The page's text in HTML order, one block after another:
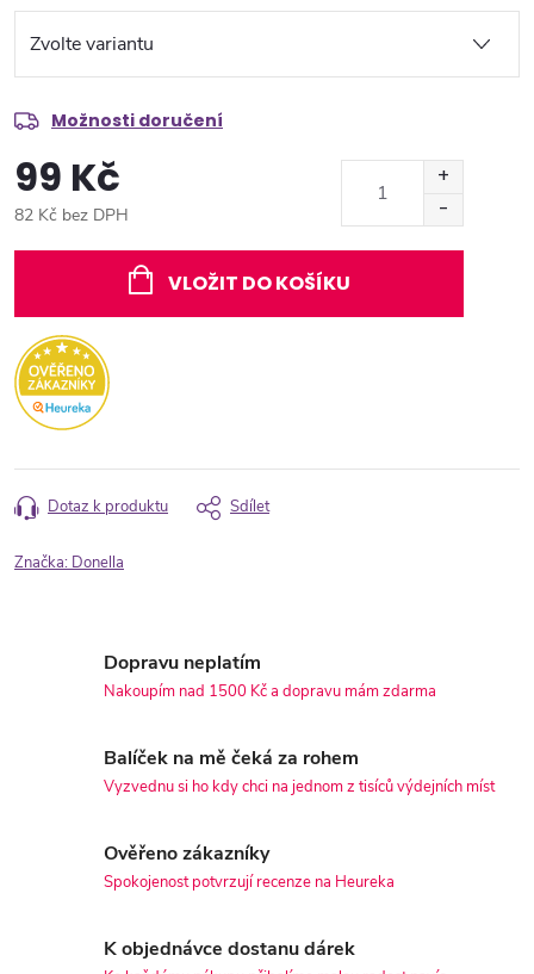
Možnosti doručení
99 Kč
82 Kč bez DPH
VLOŽIT DO KOŠÍKU
Dotaz k produktu Sdílet
Značka: Donella
Dopravu neplatím
Nakoupím nad 1500 Kč a dopravu mám zdarma
Balíček na mě čeká za rohem
Vyzvednu si ho kdy chci na jednom z tisíců výdejních míst
Ověřeno zákazníky
Spokojenost potvrzují recenze na Heureka
K objednávce dostanu dárek